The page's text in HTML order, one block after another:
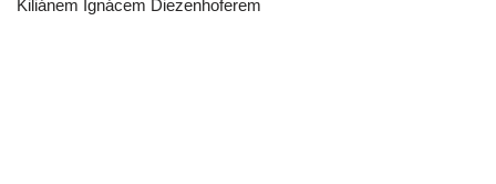
Kiliánem Ignácem Diezenhoferem